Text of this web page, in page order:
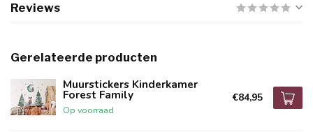
Reviews
Gerelateerde producten
Muurstickers Kinderkamer
Forest Family
Op voorraad
€84,95